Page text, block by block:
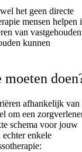
het geen directe
mensen helpen
van vastgehouden
kunnen
moeten
afhankelijk van
om een
schema voor jouw
enkele